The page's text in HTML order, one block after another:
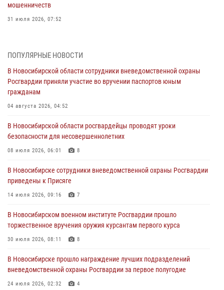
мошенничеств
31 июля 2026, 07:52
При силовой поддержке бойцов ОМОН и СОБР Росгвардии
пресечена деятельность группы лиц, причастных к мошенничеству
в сфере страхования
В Новосибирске сотрудниками вневедомственной охраны
Росгвардии задержан гражданин, находящийся в розыске
В Новосибирске военнослужащие отряда спецназа «Ермак»
Росгвардии провели занятия по беспарашютному десантированию
В Новосибирске военнослужащие Росгвардии почтили память детей
– жертв войны в Донбассе
ПОПУЛЯРНЫЕ НОВОСТИ
В Новосибирской области сотрудники вневедомственной охраны
Росгвардии приняли участие во вручении паспортов юным
гражданам
04 августа 2026, 04:52
В Новосибирской области росгвардейцы проводят уроки
безопасности для несовершеннолетних
08 июля 2026, 06:01 8
В Новосибирске сотрудники вневедомственной охраны Росгвардии
приведены к Присяге
14 июля 2026, 09:16 7
В Новосибирском военном институте Росгвардии прошло
торжественное вручения оружия курсантам первого курса
30 июля 2026, 08:11 8
В Новосибирске прошло награждение лучших подразделений
вневедомственной охраны Росгвардии за первое полугодие
24 июля 2026, 02:32 4